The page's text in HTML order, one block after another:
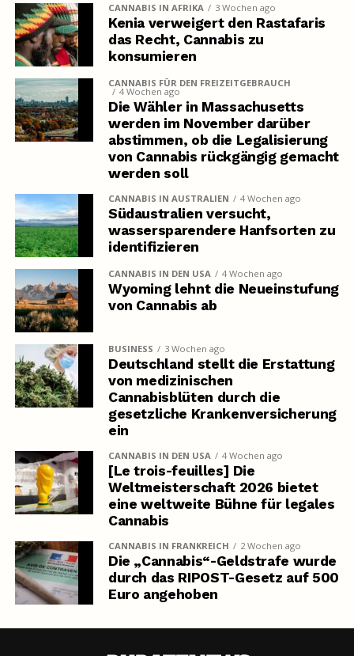
CANNABIS IN AFRIKA 3 Wochen ago
Kenia verweigert den Rastafaris
das Recht, Cannabis zu
konsumieren
CANNABIS FÜR DEN FREIZEITGEBRAUCH
4 Wochen ago
Die Wähler in Massachusetts
werden im November darüber
abstimmen, ob die Legalisierung
von Cannabis rückgängig gemacht
werden soll
CANNABIS IN AUSTRALIEN 4 Wochen ago
Südaustralien versucht,
wassersparendere Hanfsorten zu
identifizieren
CANNABIS IN DEN USA 4 Wochen ago
Wyoming lehnt die Neueinstufung
von Cannabis ab
BUSINESS 3 Wochen ago
Deutschland stellt die Erstattung
von medizinischen
Cannabisblüten durch die
gesetzliche Krankenversicherung
ein
CANNABIS IN DEN USA 4 Wochen ago
[Le trois-feuilles] Die
Weltmeisterschaft 2026 bietet
eine weltweite Bühne für legales
Cannabis
CANNABIS IN FRANKREICH 2 Wochen ago
Die „Cannabis“-Geldstrafe wurde
durch das RIPOST-Gesetz auf 500
Euro angehoben